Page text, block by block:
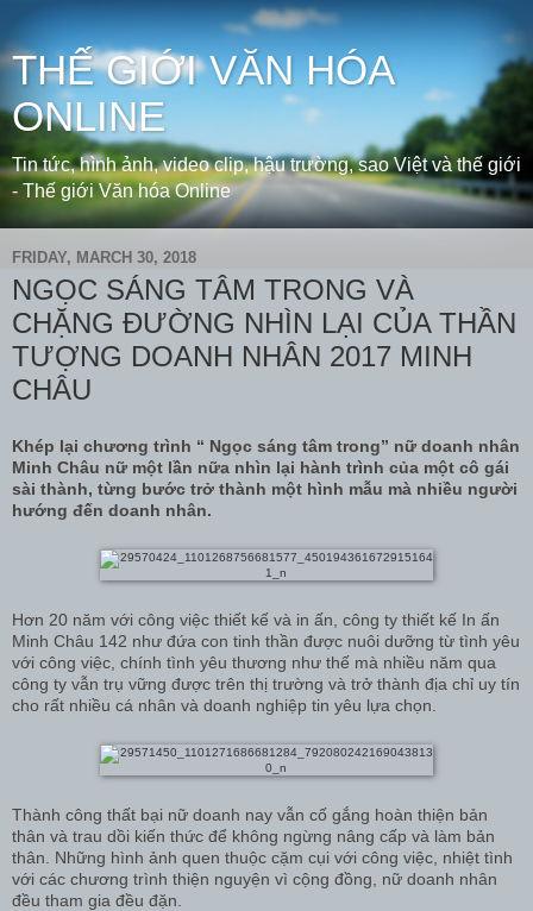
THẾ GIỚI VĂN HÓA
ONLINE
Tin tức, hình ảnh, video clip, hậu trường, sao Việt và thế giới
- Thế giới Văn hóa Online
FRIDAY, MARCH 30, 2018
NGỌC SÁNG TÂM TRONG VÀ
CHẶNG ĐƯỜNG NHÌN LẠI CỦA THẦN
TƯỢNG DOANH NHÂN 2017 MINH
CHÂU
Khép lại chương trình “ Ngọc sáng tâm trong” nữ doanh nhân
Minh Châu nữ một lần nữa nhìn lại hành trình của một cô gái
sài thành, từng bước trở thành một hình mẫu mà nhiều người
hướng đến doanh nhân.
Hơn 20 năm với công việc thiết kế và in ấn, công ty thiết kế In ấn
Minh Châu 142 như đứa con tinh thần được nuôi dưỡng từ tình yêu
với công việc, chính tình yêu thương như thế mà nhiều năm qua
công ty vẫn trụ vững được trên thị trường và trở thành địa chỉ uy tín
cho rất nhiều cá nhân và doanh nghiệp tin yêu lựa chọn.
Thành công thất bại nữ doanh nay vẫn cố gắng hoàn thiện bản
thân và trau dồi kiến thức để không ngừng nâng cấp và làm bản
thân. Những hình ảnh quen thuộc cặm cụi với công việc, nhiệt tình
với các chương trình thiện nguyện vì cộng đồng, nữ doanh nhân
đều tham gia đều đặn.